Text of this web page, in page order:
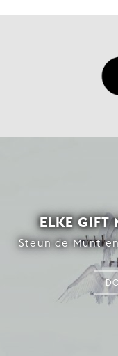
ELKE GIFT
Steun de Munt